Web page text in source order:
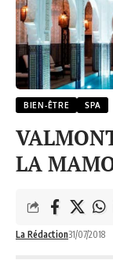
BIEN-ÊTRE SPA
LA
La Rédaction31/07/2018